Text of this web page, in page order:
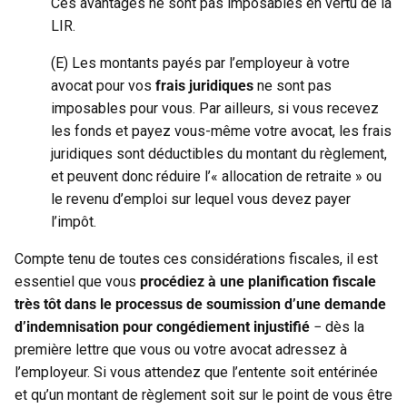
LIR.
(E) Les montants payés par l’employeur à votre
avocat pour vos frais juridiques ne sont pas
imposables pour vous. Par ailleurs, si vous recevez
les fonds et payez vous-même votre avocat, les frais
juridiques sont déductibles du montant du règlement,
et peuvent donc réduire l’« allocation de retraite » ou
le revenu d’emploi sur lequel vous devez payer
l’impôt.
Compte tenu de toutes ces considérations fiscales, il est
essentiel que vous procédiez à une planification fiscale
très tôt dans le processus de soumission d’une demande
d’indemnisation pour congédiement injustifié − dès la
première lettre que vous ou votre avocat adressez à
l’employeur. Si vous attendez que l’entente soit entérinée
et qu’un montant de règlement soit sur le point de vous être